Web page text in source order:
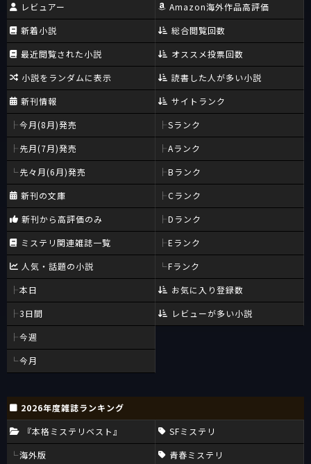
レビュアー
新着小説
最近閲覧された小説
小説をランダムに表示
新刊情報
今月(8月)発売
先月(7月)発売
先々月(6月)発売
新刊の文庫
新刊から高評価のみ
ミステリ関連雑誌一覧
人気・話題の小説
本日
3日間
今週
今月
Amazon海外作品高評価
総合閲覧回数
オススメ投票回数
読書した人が多い小説
サイトランク
Sランク
Aランク
Bランク
Cランク
Dランク
Eランク
Fランク
お気に入り登録数
レビューが多い小説
2026年度雑誌ランキング
『本格ミステリベスト』
海外版
SFミステリ
青春ミステリ